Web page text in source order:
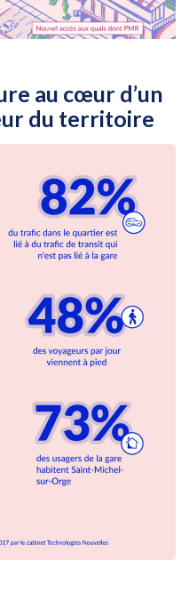
au cœur d’un
du territoire